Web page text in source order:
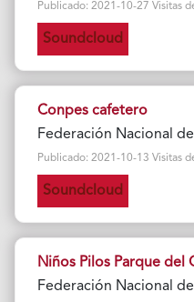
Publicado: 2021-10-27 Visitas
Soundcloud
Conpes cafetero
Federación Nacional
Publicado: 2021-10-13 Visitas
Soundcloud
Niños Pilos Parque del
Federación Nacional